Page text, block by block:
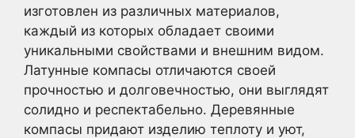
изготовлен из различных материалов,
каждый из которых обладает своими
уникальными свойствами и внешним видом.
Латунные компасы отличаются своей
прочностью и долговечностью, они выглядят
солидно и респектабельно. Деревянные
компасы придают изделию теплоту и уют,